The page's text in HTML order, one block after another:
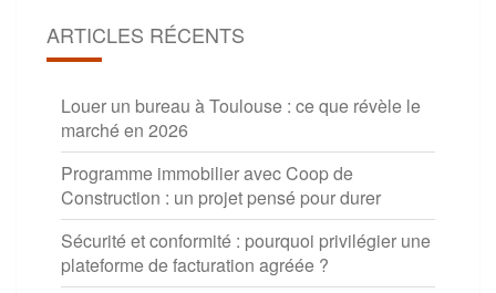
ARTICLES RÉCENTS
Louer un bureau à Toulouse : ce que révèle le
marché en 2026
Programme immobilier avec Coop de
Construction : un projet pensé pour durer
Sécurité et conformité : pourquoi privilégier une
plateforme de facturation agréée ?